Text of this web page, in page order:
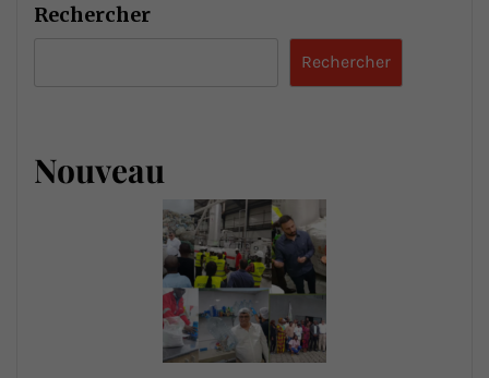
Rechercher
Rechercher
Nouveau